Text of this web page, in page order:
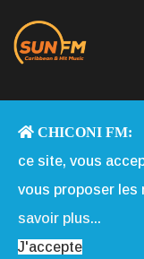
Copyright © 2013 -
Sommes-nous|
CHICONI FM:
ce site, vous
vous proposer les
savoir plus...
J'accepte